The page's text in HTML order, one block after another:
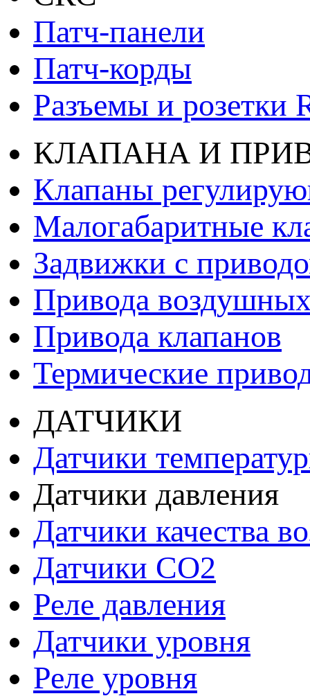
Патч-панели
Патч-корды
Разъемы и розетки
КЛАПАНА И
Клапаны
Малогабаритные
Задвижки с
Привода
Привода клапанов
Термические
ДАТЧИКИ
Датчики
Датчики давления
Датчики качества
Датчики СО2
Реле давления
Датчики уровня
Реле уровня